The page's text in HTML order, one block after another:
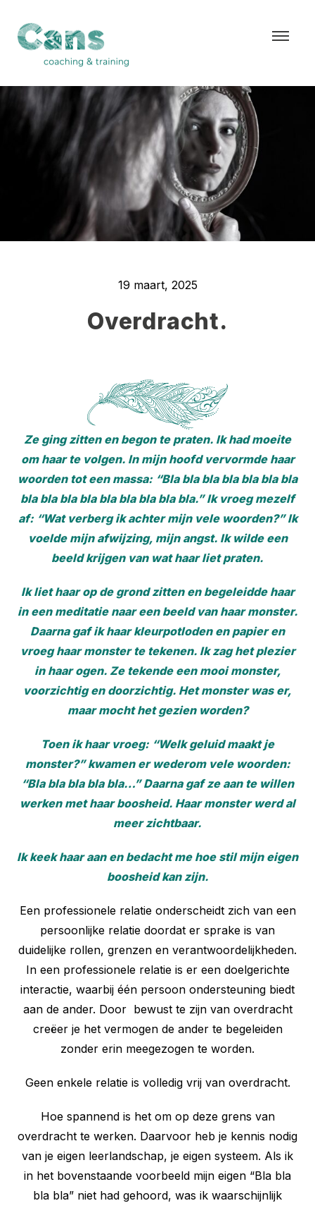
19 maart, 2025
Overdracht.
Ze ging zitten en begon te praten. Ik had moeite
om haar te volgen. In mijn hoofd vervormde haar
woorden tot een massa: “Bla bla bla bla bla bla bla
bla bla bla bla bla bla bla bla bla.” Ik vroeg mezelf
af: “Wat verberg ik achter mijn vele woorden?” Ik
voelde mijn afwijzing, mijn angst. Ik wilde een
beeld krijgen van wat haar liet praten.
Ik liet haar op de grond zitten en begeleidde haar
in een meditatie naar een beeld van haar monster.
Daarna gaf ik haar kleurpotloden en papier en
vroeg haar monster te tekenen. Ik zag het plezier
in haar ogen. Ze tekende een mooi monster,
voorzichtig en doorzichtig. Het monster was er,
maar mocht het gezien worden?
Toen ik haar vroeg: “Welk geluid maakt je
monster?” kwamen er wederom vele woorden:
“Bla bla bla bla bla…” Daarna gaf ze aan te willen
werken met haar boosheid. Haar monster werd al
meer zichtbaar.
Ik keek haar aan en bedacht me hoe stil mijn eigen
boosheid kan zijn.
Een professionele relatie onderscheidt zich van een
persoonlijke relatie doordat er sprake is van
duidelijke rollen, grenzen en verantwoordelijkheden.
In een professionele relatie is er een doelgerichte
interactie, waarbij één persoon ondersteuning biedt
aan de ander. Door bewust te zijn van overdracht
creëer je het vermogen de ander te begeleiden
zonder erin meegezogen te worden.
Geen enkele relatie is volledig vrij van overdracht.
Hoe spannend is het om op deze grens van
overdracht te werken. Daarvoor heb je kennis nodig
van je eigen leerlandschap, je eigen systeem. Als ik
in het bovenstaande voorbeeld mijn eigen “Bla bla
bla bla” niet had gehoord, was ik waarschijnlijk